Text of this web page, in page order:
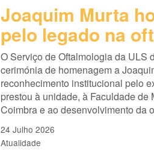
Joaquim Murta
pelo legado na
O Serviço de Oftalmologia da ULS
cerimónia de homenagem a
reconhecimento institucional pelo
prestou à unidade, à Faculdade
Coimbra e ao desenvolvimento da
24 Julho 2026
Atualidade